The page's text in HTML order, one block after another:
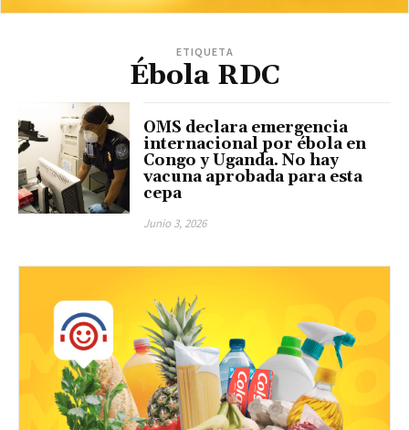
ETIQUETA
Ébola RDC
OMS declara emergencia
internacional por ébola en
Congo y Uganda. No hay
vacuna aprobada para esta
cepa
Junio 3, 2026